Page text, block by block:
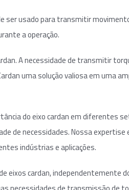
ser usado para transmitir
a operação.
A necessidade de transmitir
uma solução valiosa em uma
do eixo cardan em diferentes
de necessidades. Nossa
indústrias e aplicações.
eixos cardan, independentemente